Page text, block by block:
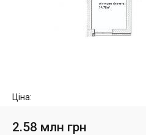
Ціна:
2.58 млн грн